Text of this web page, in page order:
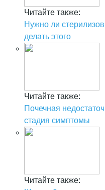
Читайте также:
Нужно ли
делать этого
Читайте также:
Почечная
стадия симптомы
Читайте также: